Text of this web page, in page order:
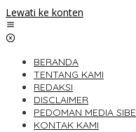
Lewati ke konten
BERANDA
TENTANG KAMI
REDAKSI
DISCLAIMER
PEDOMAN MEDIA
KONTAK KAMI